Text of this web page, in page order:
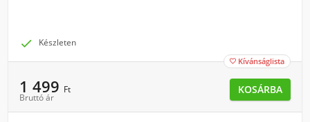
 Készleten
 Kívánságlista
1 499 Ft
Bruttó ár
KOSÁRBA